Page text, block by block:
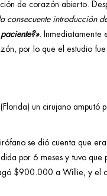
de corazón abierto.
introducción
. Inmediatamente
por lo que el estudio
un cirujano
se dió cuenta que
por 6 meses y tuvo
$900.000 a Willie, y el